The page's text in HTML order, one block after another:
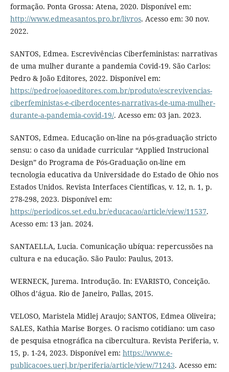
formação. Ponta Grossa: Atena, 2020. Disponível em:
http://www.edmeasantos.pro.br/livros. Acesso em: 30 nov.
2022.
SANTOS, Edmea. Escrevivências Ciberfeministas: narrativas
de uma mulher durante a pandemia Covid-19. São Carlos:
Pedro & João Editores, 2022. Disponível em:
https://pedroejoaoeditores.com.br/produto/escrevivencias-
ciberfeministas-e-ciberdocentes-narrativas-de-uma-mulher-
durante-a-pandemia-covid-19/. Acesso em: 03 jan. 2023.
SANTOS, Edmea. Educação on-line na pós-graduação stricto
sensu: o caso da unidade curricular “Applied Instrucional
Design” do Programa de Pós-Graduação on-line em
tecnologia educativa da Universidade do Estado de Ohio nos
Estados Unidos. Revista Interfaces Científicas, v. 12, n. 1, p.
278-298, 2023. Disponível em:
https://periodicos.set.edu.br/educacao/article/view/11537.
Acesso em: 13 jan. 2024.
SANTAELLA, Lucia. Comunicação ubíqua: repercussões na
cultura e na educação. São Paulo: Paulus, 2013.
WERNECK, Jurema. Introdução. In: EVARISTO, Conceição.
Olhos d’água. Rio de Janeiro, Pallas, 2015.
VELOSO, Maristela Midlej Araujo; SANTOS, Edmea Oliveira;
SALES, Kathia Marise Borges. O racismo cotidiano: um caso
de pesquisa etnográfica na cibercultura. Revista Periferia, v.
15, p. 1-24, 2023. Disponível em: https://www.e-
publicacoes.uerj.br/periferia/article/view/71243. Acesso em: